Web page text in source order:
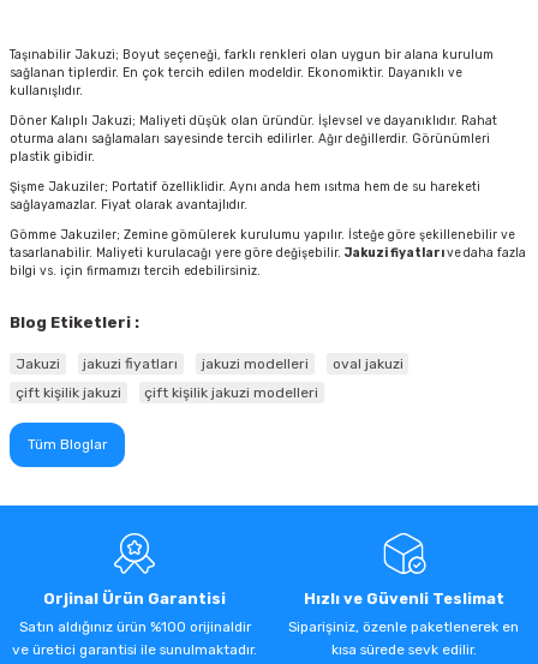
Taşınabilir Jakuzi; Boyut seçeneği, farklı renkleri olan uygun bir alana kurulum
sağlanan tiplerdir. En çok tercih edilen modeldir. Ekonomiktir. Dayanıklı ve
kullanışlıdır.
Döner Kalıplı Jakuzi; Maliyeti düşük olan üründür. İşlevsel ve dayanıklıdır. Rahat
oturma alanı sağlamaları sayesinde tercih edilirler. Ağır değillerdir. Görünümleri
plastik gibidir.
Şişme Jakuziler; Portatif özelliklidir. Aynı anda hem ısıtma hem de su hareketi
sağlayamazlar. Fiyat olarak avantajlıdır.
Gömme Jakuziler; Zemine gömülerek kurulumu yapılır. İsteğe göre şekillenebilir ve
tasarlanabilir. Maliyeti kurulacağı yere göre değişebilir. Jakuzi fiyatlarıvedaha fazla
bilgi vs. için firmamızı tercih edebilirsiniz.
Blog Etiketleri :
Jakuzi jakuzi fiyatları jakuzi modelleri
oval jakuzi
çift kişilik jakuzi
çift kişilik jakuzi modelleri
Tüm Bloglar
Orjinal Ürün Garantisi
Satın aldığınız ürün %100 orijinaldir
ve üretici garantisi ile sunulmaktadır.
Hızlı ve Güvenli Teslimat
Siparişiniz, özenle paketlenerek en
kısa sürede sevk edilir.